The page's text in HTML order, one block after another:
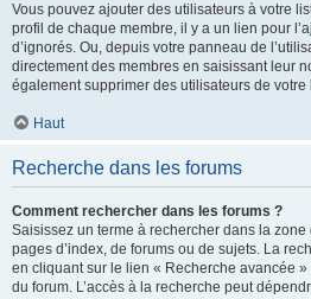
Vous pouvez ajouter des utilisateurs à votre
profil de chaque membre, il y a un lien pour
d’ignorés. Ou, depuis votre panneau de
directement des membres en saisissant leur
également supprimer des utilisateurs de
Haut
Recherche dans les forums
Comment rechercher dans les forums ?
Saisissez un terme à rechercher dans la
pages d’index, de forums ou de sujets. La
en cliquant sur le lien « Recherche avancée
du forum. L’accès à la recherche peut